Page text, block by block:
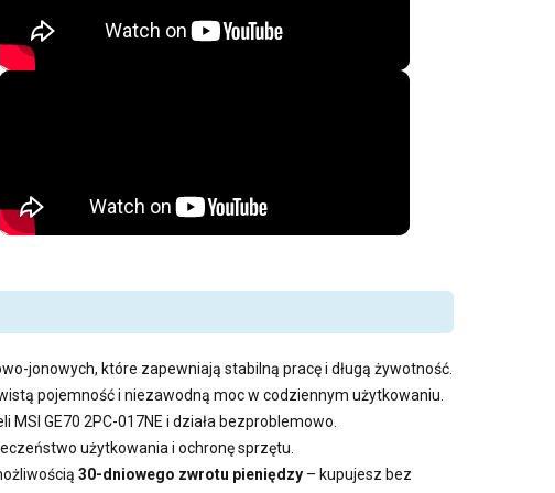
jonowych, które zapewniają stabilną pracę i długą żywotność.
pojemność i niezawodną moc w codziennym użytkowaniu.
GE70 2PC-017NE i działa bezproblemowo.
użytkowania i ochronę sprzętu.
30-dniowego zwrotu pieniędzy – kupujesz bez